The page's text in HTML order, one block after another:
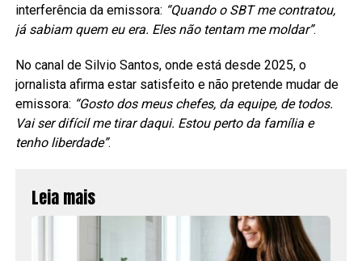
interferência da emissora: “Quando o SBT me contratou,
já sabiam quem eu era. Eles não tentam me moldar”.
No canal de Silvio Santos, onde está desde 2025, o
jornalista afirma estar satisfeito e não pretende mudar de
emissora: “Gosto dos meus chefes, da equipe, de todos.
Vai ser difícil me tirar daqui. Estou perto da família e
tenho liberdade”.
Leia mais